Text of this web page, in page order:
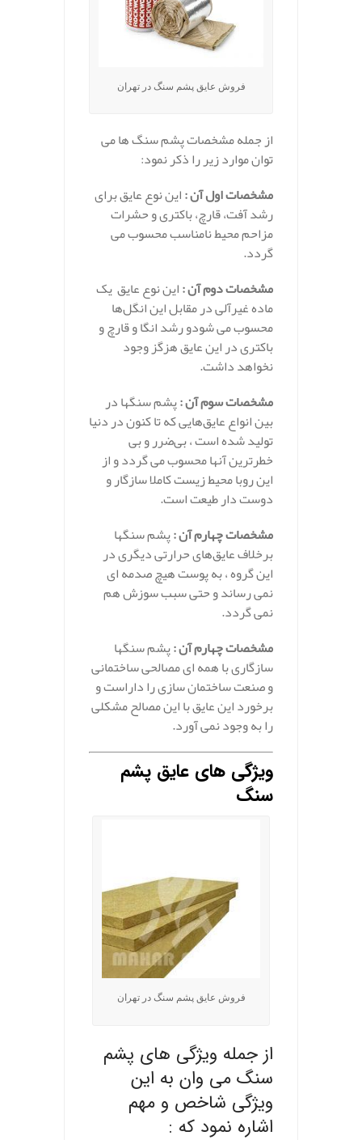
فروش عایق پشم سنگ در تهران
از جمله مشخصات پشم سنگ ها می
توان موارد زیر را ذکر نمود:
مشخصات اول آن :این نوع عایق برای
رشد آفت، قارچ، باکتری و حشرات
مزاحم محیط نامناسب محسوب می
گردد.
مشخصات دوم آن :این نوع عایق یک
ماده غیرآلی در مقابل این انگل‌ها
محسوب می شودو رشد انگا و قارچ و
باکتری در این عایق هزگز وجود
نخواهد داشت.
مشخصات سوم آن :پشم سنگها در
بین انواع عایق‌هایی که تا کنون در دنیا
تولید شده است ، بی‌ضرر و بی
خطرترین آنها محسوب می گردد و از
این روبا محیط زیست کاملا سازگار و
دوست دار طیعت است.
مشخصات چهارم آن :پشم سنگها
برخلاف عایق‌های حرارتی دیگری در
این گروه ، به پوست هیچ صدمه ای
نمی رساند و حتی سبب سوزش هم
نمی گردد.
مشخصات چهارم آن :پشم سنگها
سازگاری با همه ای مصالحی ساختمانی
و صنعت ساختمان سازی را داراست و
برخورد این عایق با این مصالح مشکلی
را به وجود نمی آورد.
ویژگی های عایق پشم
سنگ
فروش عایق پشم سنگ در تهران
از جمله ویژگی های پشم
سنگ می وان به این
ویژگی شاخص و مهم
اشاره نمود که :